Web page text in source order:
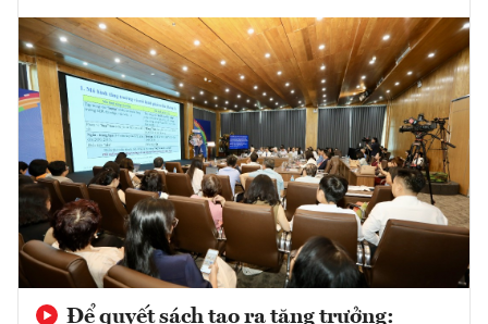
Để quyết sách tạo ra tăng trưởng: